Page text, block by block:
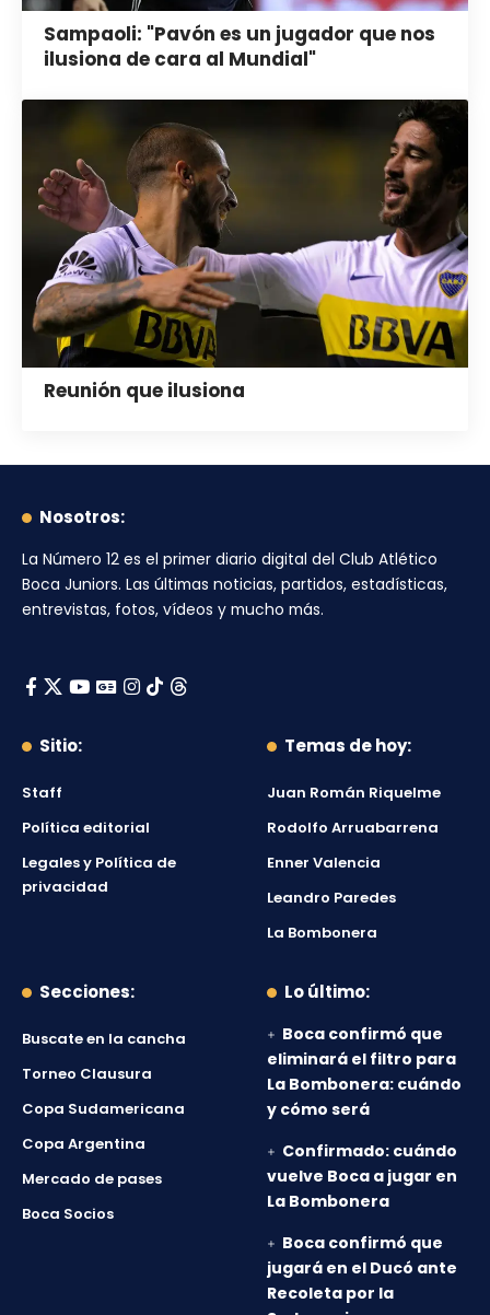
Sampaoli: "Pavón es un jugador que nos
ilusiona de cara al Mundial"
Reunión que ilusiona
Nosotros:
La Número 12 es el primer diario digital del Club Atlético
Boca Juniors. Las últimas noticias, partidos, estadísticas,
entrevistas, fotos, vídeos y mucho más.
Sitio:
Staff
Política editorial
Legales y Política de
privacidad
Temas de hoy:
Juan Román Riquelme
Rodolfo Arruabarrena
Enner Valencia
Leandro Paredes
La Bombonera
Secciones:
Buscate en la cancha
Torneo Clausura
Copa Sudamericana
Copa Argentina
Mercado de pases
Boca Socios
Lo último:
Boca confirmó que
eliminará el filtro para
La Bombonera: cuándo
y cómo será
Confirmado: cuándo
vuelve Boca a jugar en
La Bombonera
Boca confirmó que
jugará en el Ducó ante
Recoleta por la